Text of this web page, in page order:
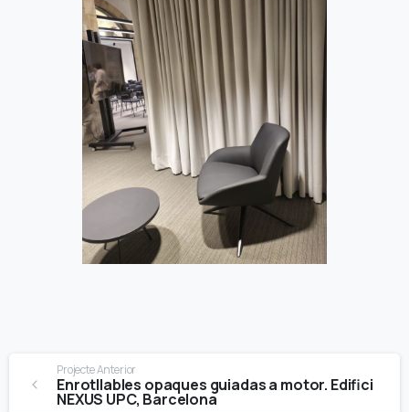
Continue
Reading
Projecte Anterior
Enrotllables opaques guiadas a motor. Edifici
NEXUS UPC, Barcelona